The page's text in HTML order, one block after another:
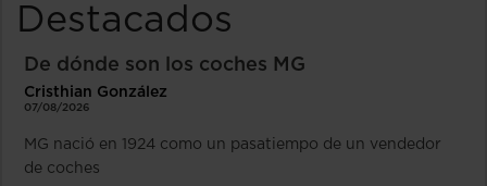
Destacados
De dónde son los coches MG
Cristhian González
07/08/2026
MG nació en 1924 como un pasatiempo de un vendedor
de coches